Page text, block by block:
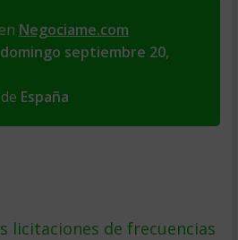
Negociame.com
domingo septiembre 20,
España
licitaciones de frecuencias